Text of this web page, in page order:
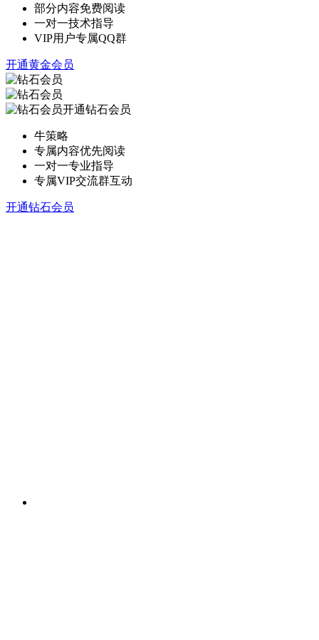
部分内容免费阅读
一对一技术指导
VIP用户专属QQ群
开通黄金会员
开通钻石会员
牛策略
专属内容优先阅读
一对一专业指导
专属VIP交流群互动
开通钻石会员